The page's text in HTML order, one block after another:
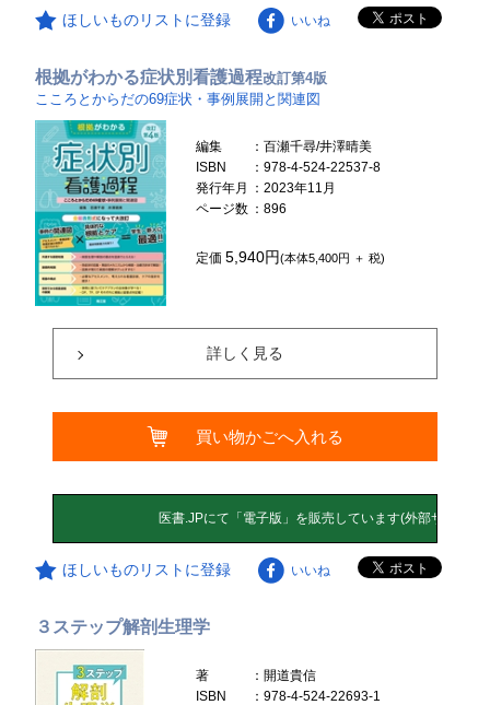
ほしいものリストに登録 いいね
根拠がわかる症状別看護過程改訂第4版
こころとからだの69症状・事例展開と関連図
編集
：百瀬千尋/井澤晴美
ISBN
：978-4-524-22537-8
発行年月
：2023年11月
ページ数 ：896
定価5,940円(本体5,400円 ＋ 税)
詳しく見る
買い物かごへ入れる
ほしいものリストに登録 いいね
３ステップ解剖生理学
著
：開道貴信
ISBN
：978-4-524-22693-1